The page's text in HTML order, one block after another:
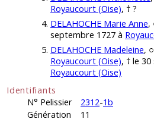
Royaucourt (Oise), † ?
DELAHOCHE Marie Anne,
septembre 1727 à
DELAHOCHE Madeleine,
Royaucourt (Oise), † le
Royaucourt (Oise)
Identifiants
N° Pelissier
2312-1b
Génération
11